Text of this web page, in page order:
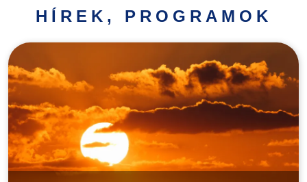
Települési
Turistáknak
Pályázatok
Választás
HÍREK, PROGRAMOK